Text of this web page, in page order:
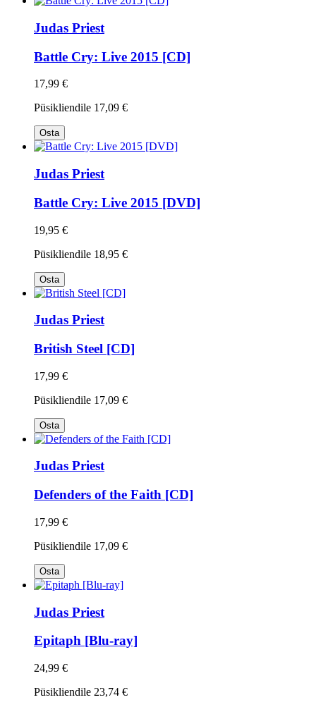
Judas Priest
Battle Cry: Live 2015 [CD]
17,99 €
Püsikliendile 17,09 €
Osta
Judas Priest
Battle Cry: Live 2015 [DVD]
19,95 €
Püsikliendile 18,95 €
Osta
Judas Priest
British Steel [CD]
17,99 €
Püsikliendile 17,09 €
Osta
Judas Priest
Defenders of the Faith [CD]
17,99 €
Püsikliendile 17,09 €
Osta
Judas Priest
Epitaph [Blu-ray]
24,99 €
Püsikliendile 23,74 €